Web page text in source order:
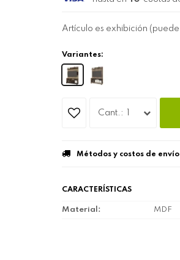
Artículo es exhibición
Variantes:
Métodos y costos de envío
CARACTERÍSTICAS
Material MDF